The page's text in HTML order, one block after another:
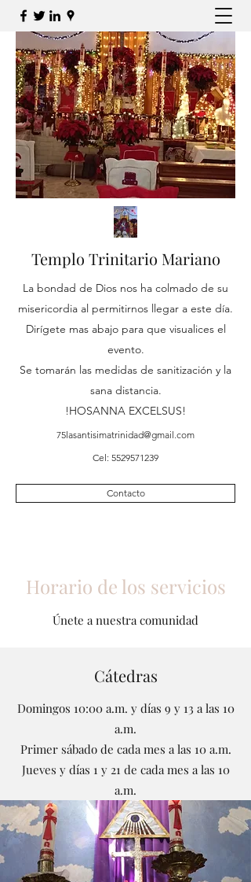
Templo Trinitario Mariano
La bondad de Dios nos ha colmado de su
misericordia al permitirnos llegar a este día.
Dirígete mas abajo para que visualices el
evento.
Se tomarán las medidas de sanitización y la
sana distancia.
!HOSANNA EXCELSUS!
75lasantisimatrinidad@gmail.com
Cel: 5529571239
Contacto
Horario de los servicios
Únete a nuestra comunidad
Cátedras
Domingos 10:00 a.m. y días 9 y 13 a las 10
a.m.
Primer sábado de cada mes a las 10 a.m.
Jueves y días 1 y 21 de cada mes a las 10
a.m.